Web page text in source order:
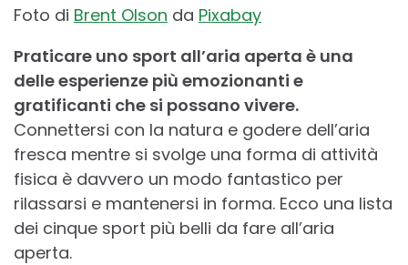
Foto di Brent Olson da Pixabay
Praticare uno sport all’aria aperta è una
delle esperienze più emozionanti e
gratificanti che si possano vivere.
Connettersi con la natura e godere dell’aria
fresca mentre si svolge una forma di attività
fisica è davvero un modo fantastico per
rilassarsi e mantenersi in forma. Ecco una lista
dei cinque sport più belli da fare all’aria
aperta.